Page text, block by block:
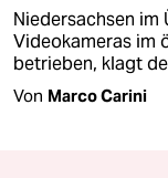
Niedersachsen im
Videokameras im
betrieben, klagt
Von Marco Carini